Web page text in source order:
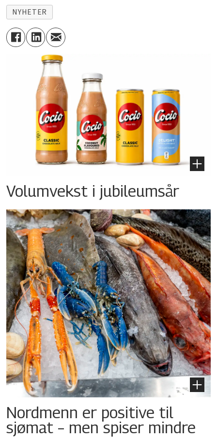
NYHETER
Volumvekst i jubileumsår
Nordmenn er positive til
sjømat – men spiser mindre